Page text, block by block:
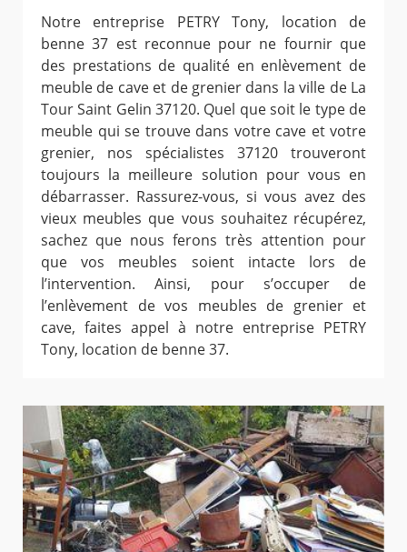
Notre entreprise PETRY Tony, location de
benne 37 est reconnue pour ne fournir que
des prestations de qualité en enlèvement de
meuble de cave et de grenier dans la ville de La
Tour Saint Gelin 37120. Quel que soit le type de
meuble qui se trouve dans votre cave et votre
grenier, nos spécialistes 37120 trouveront
toujours la meilleure solution pour vous en
débarrasser. Rassurez-vous, si vous avez des
vieux meubles que vous souhaitez récupérez,
sachez que nous ferons très attention pour
que vos meubles soient intacte lors de
l’intervention. Ainsi, pour s’occuper de
l’enlèvement de vos meubles de grenier et
cave, faites appel à notre entreprise PETRY
Tony, location de benne 37.